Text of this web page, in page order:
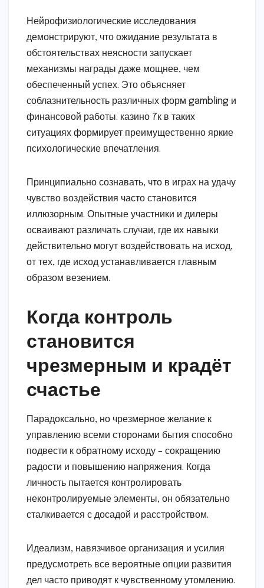
Нейрофизиологические исследования
демонстрируют, что ожидание результата в
обстоятельствах неясности запускает
механизмы награды даже мощнее, чем
обеспеченный успех. Это объясняет
соблазнительность различных форм gambling и
финансовой работы. казино 7к в таких
ситуациях формирует преимущественно яркие
психологические впечатления.
Принципиально сознавать, что в играх на удачу
чувство воздействия часто становится
иллюзорным. Опытные участники и дилеры
осваивают различать случаи, где их навыки
действительно могут воздействовать на исход,
от тех, где исход устанавливается главным
образом везением.
Когда контроль
становится
чрезмерным и крадёт
счастье
Парадоксально, но чрезмерное желание к
управлению всеми сторонами бытия способно
подвести к обратному исходу – сокращению
радости и повышению напряжения. Когда
личность пытается контролировать
неконтролируемые элементы, он обязательно
сталкивается с досадой и расстройством.
Идеализм, навязчивое организация и усилия
предусмотреть все вероятные опции развития
дел часто приводят к чувственному утомлению.